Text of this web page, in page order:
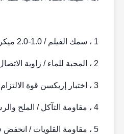
1 ، سمك الفيلم / 1.0-2.0 ميكرومتر (متوسط ​​سمك جانب واحد)
2 ، المحبة للماء / زاوية الاتصال الأولية 10 درجة / زاوية الاتصال المستمر 20 درجة
3 ، اختبار إريكسن قوة الالتزام (عمق الضغط 5 مم) ، لا تقشر
4 ، مقاومة التآكل / الملح والرش (72 ساعة) RN؟ 9.5
5 ، مقاومة القلويات / انخفض في 20٪ هيدروكسيد الصوديوم تحت 20 درجة مئوية لمدة 3 دقائق.على الاطلاق لا نفطة.